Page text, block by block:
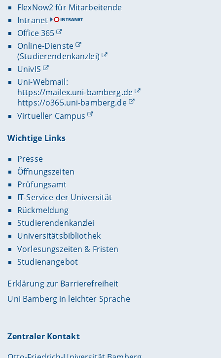
FlexNow2 für Mitarbeitende
Intranet
Office 365
Online-Dienste
(Studierendenkanzlei)
UnivIS
Uni-Webmail:
https://mailex.uni-bamberg.de
https://o365.uni-bamberg.de
Virtueller Campus
Wichtige Links
Presse
Öffnungszeiten
Prüfungsamt
IT-Service der Universität
Rückmeldung
Studierendenkanzlei
Universitätsbibliothek
Vorlesungszeiten & Fristen
Studienangebot
Erklärung zur Barrierefreiheit
Uni Bamberg in leichter Sprache
Zentraler Kontakt